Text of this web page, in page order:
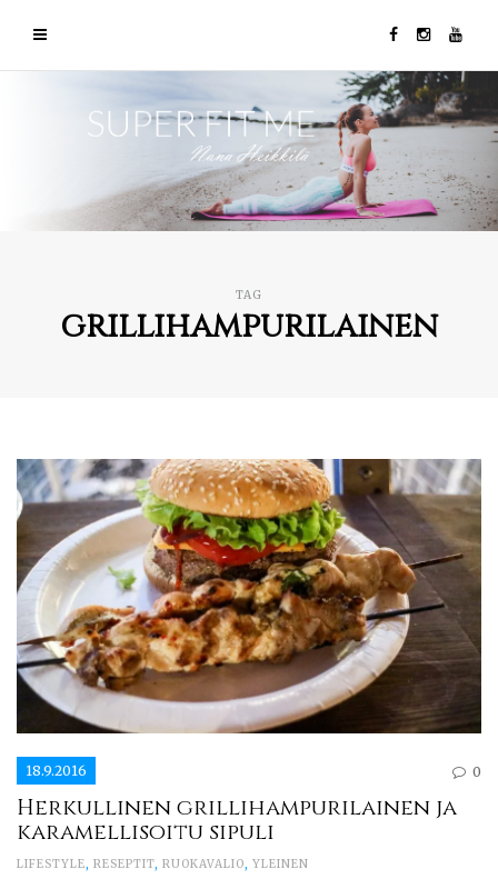
TAG
grillihampurilainen
18.9.2016 0
Herkullinen grillihampurilainen ja
karamellisoitu sipuli
LIFESTYLE, RESEPTIT, RUOKAVALIO, YLEINEN